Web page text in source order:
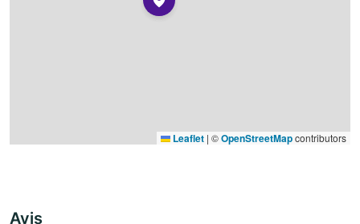
Leaflet | ©OpenStreetMapcontributors
Avis